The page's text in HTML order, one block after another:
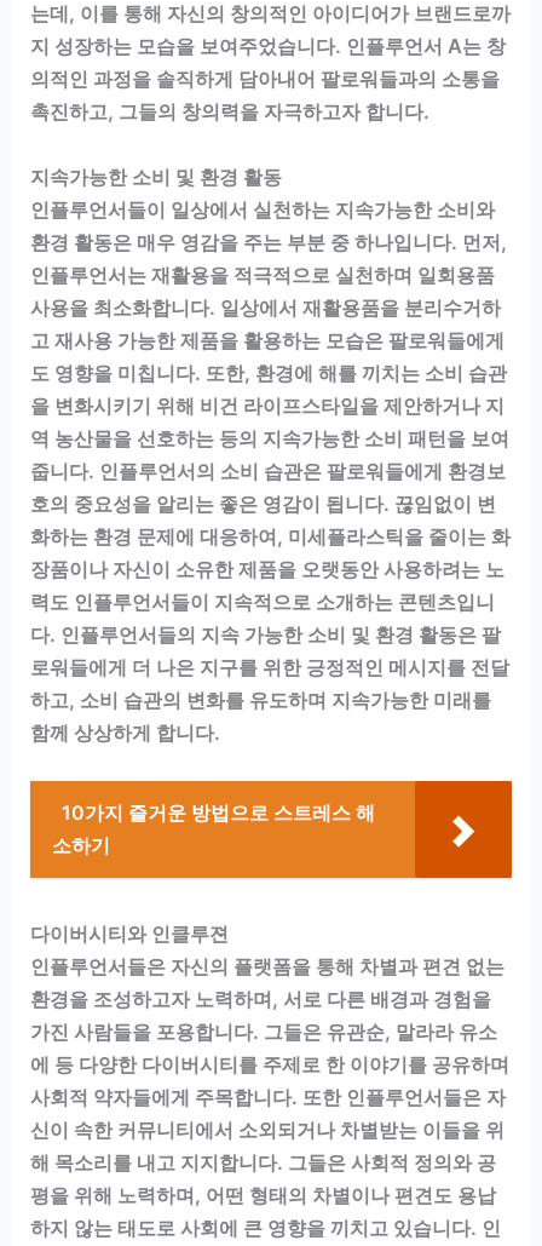
는데, 이를 통해 자신의 창의적인 아이디어가 브랜드로까
지 성장하는 모습을 보여주었습니다. 인플루언서 A는 창
의적인 과정을 솔직하게 담아내어 팔로워들과의 소통을
촉진하고, 그들의 창의력을 자극하고자 합니다.
지속가능한 소비 및 환경 활동
인플루언서들이 일상에서 실천하는 지속가능한 소비와
환경 활동은 매우 영감을 주는 부분 중 하나입니다. 먼저,
인플루언서는 재활용을 적극적으로 실천하며 일회용품
사용을 최소화합니다. 일상에서 재활용품을 분리수거하
고 재사용 가능한 제품을 활용하는 모습은 팔로워들에게
도 영향을 미칩니다. 또한, 환경에 해를 끼치는 소비 습관
을 변화시키기 위해 비건 라이프스타일을 제안하거나 지
역 농산물을 선호하는 등의 지속가능한 소비 패턴을 보여
줍니다. 인플루언서의 소비 습관은 팔로워들에게 환경보
호의 중요성을 알리는 좋은 영감이 됩니다. 끊임없이 변
화하는 환경 문제에 대응하여, 미세플라스틱을 줄이는 화
장품이나 자신이 소유한 제품을 오랫동안 사용하려는 노
력도 인플루언서들이 지속적으로 소개하는 콘텐츠입니
다. 인플루언서들의 지속 가능한 소비 및 환경 활동은 팔
로워들에게 더 나은 지구를 위한 긍정적인 메시지를 전달
하고, 소비 습관의 변화를 유도하며 지속가능한 미래를
함께 상상하게 합니다.
10가지 즐거운 방법으로 스트레스 해
소하기
다이버시티와 인클루젼
인플루언서들은 자신의 플랫폼을 통해 차별과 편견 없는
환경을 조성하고자 노력하며, 서로 다른 배경과 경험을
가진 사람들을 포용합니다. 그들은 유관순, 말라라 유소
에 등 다양한 다이버시티를 주제로 한 이야기를 공유하며
사회적 약자들에게 주목합니다. 또한 인플루언서들은 자
신이 속한 커뮤니티에서 소외되거나 차별받는 이들을 위
해 목소리를 내고 지지합니다. 그들은 사회적 정의와 공
평을 위해 노력하며, 어떤 형태의 차별이나 편견도 용납
하지 않는 태도로 사회에 큰 영향을 끼치고 있습니다. 인